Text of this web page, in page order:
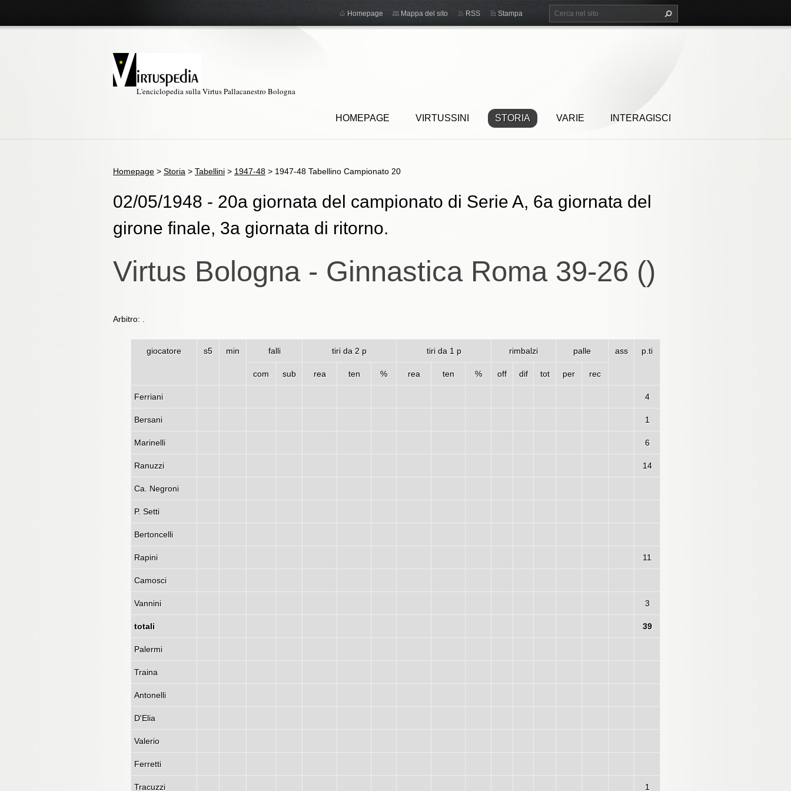
L'enciclopedia sulla Virtus Pallacanestro Bologna
HOMEPAGE VIRTUSSINI STORIA VARIE INTERAGISCI
Homepage Mappa del sito RSS Stampa
Homepage > Storia > Tabellini > 1947-48 > 1947-48 Tabellino Campionato 20
02/05/1948 - 20a giornata del campionato di Serie A, 6a giornata del
girone finale, 3a giornata di ritorno.
Virtus Bologna - Ginnastica Roma 39-26 ()
Arbitro: .
giocatore s5 min falli tiri da 2 p tiri da 1 p rimbalzi palle ass p.ti
com sub rea ten % rea ten % off dif tot per rec
Ferriani 4
Bersani 1
Marinelli 6
Ranuzzi 14
Ca. Negroni
P. Setti
Bertoncelli
Rapini 11
Camosci
Vannini 3
totali 39
Palermi
Traina
Antonelli
D'Elia
Valerio
Ferretti
Tracuzzi 1